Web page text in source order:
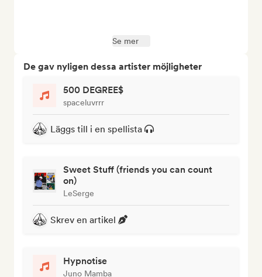
Se mer
De gav nyligen dessa artister möjligheter
500 DEGREE$
spaceluvrrr
Läggs till i en spellista
Sweet Stuff (friends you can count
on)
LeSerge
Skrev en artikel
Hypnotise
Juno Mamba